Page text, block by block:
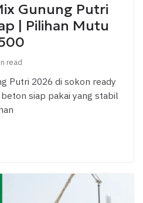
Gunung Putri
| Pilihan Mutu
read
Putri 2026 di sokon ready
siap pakai yang stabil